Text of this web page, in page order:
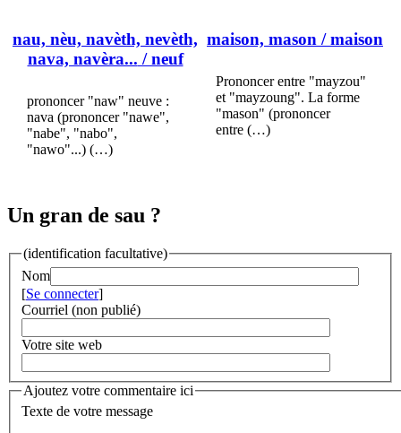
nau, nèu, navèth, nevèth,
nava, navèra... / neuf
prononcer "naw" neuve :
nava (prononcer "nawe",
"nabe", "nabo",
"nawo"...) (…)
maison, mason / maison
Prononcer entre "mayzou"
et "mayzoung". La forme
"mason" (prononcer
entre (…)
Un gran de sau ?
(identification facultative)
Nom
[Se connecter]
Courriel (non publié)
Votre site web
Ajoutez votre commentaire ici
Texte de votre message